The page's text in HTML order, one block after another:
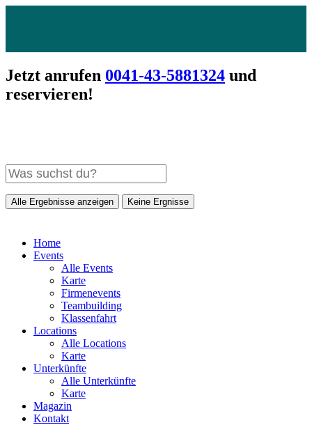
Jetzt anrufen 0041-43-5881324 und
reservieren!
Alle Ergebnisse anzeigen Keine Ergnisse
Home
Events
Alle Events
Karte
Firmenevents
Teambuilding
Klassenfahrt
Locations
Alle Locations
Karte
Unterkünfte
Alle Unterkünfte
Karte
Magazin
Kontakt